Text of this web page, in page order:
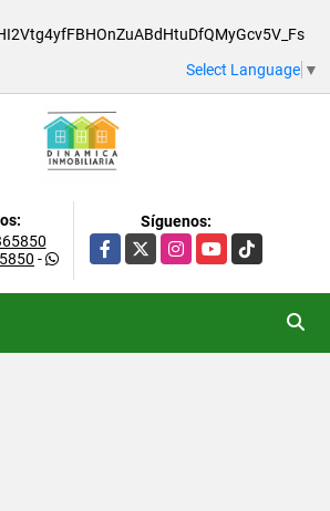
Select Language ▼
-
Síguenos:
Facebook
X InstagramYouTubeTikTok